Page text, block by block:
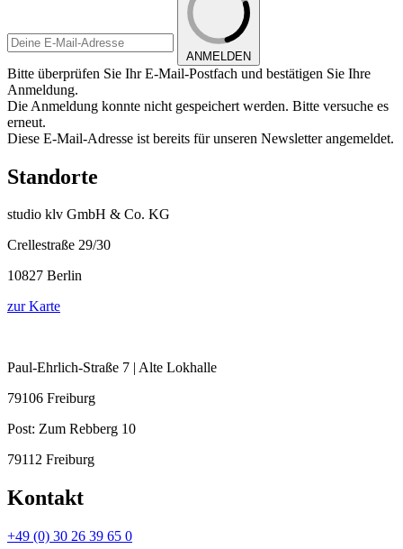
ANMELDEN
Bitte überprüfen Sie Ihr E-Mail-Postfach und bestätigen Sie Ihre
Anmeldung.
Die Anmeldung konnte nicht gespeichert werden. Bitte versuche es
erneut.
Diese E-Mail-Adresse ist bereits für unseren Newsletter angemeldet.
Standorte
studio klv GmbH & Co. KG
Crellestraße 29/30
10827 Berlin
zur Karte
Paul-Ehrlich-Straße 7 | Alte Lokhalle
79106 Freiburg
Post: Zum Rebberg 10
79112 Freiburg
Kontakt
+49 (0) 30 26 39 65 0